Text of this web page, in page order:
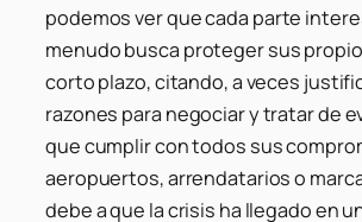
podemos ver que cada parte
menudo busca proteger sus
corto plazo, citando, a veces
razones para negociar y tratar de
que cumplir con todos sus
aeropuertos, arrendatarios o
debe a que la crisis ha llegado en